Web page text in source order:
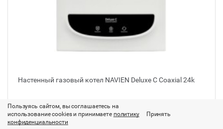
Настенный газовый котел NAVIEN Deluxe C Coaxial 24k
Производитель: NAVIEN (Корея)
Тепловая мощность, кВт:
Отапливаемая площадь, м²: до 240
Контур отопления:
Пользуясь сайтом, вы соглашаетесь на
использование cookies и принимаете политику
конфиденциальности
Принять